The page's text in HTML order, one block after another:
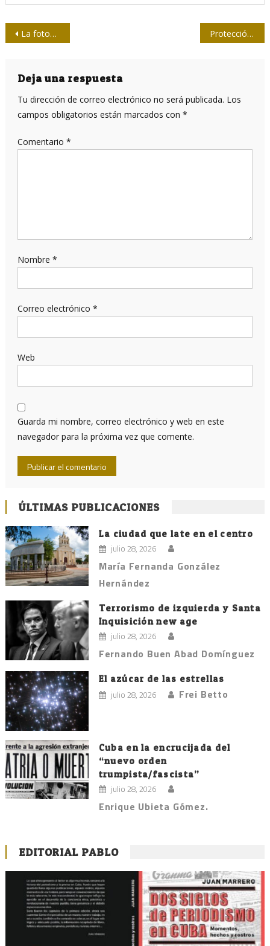
Navegación
entradas
La fotografía es captar el color y la vida de una escena Protección de los datos personales, esencial en la Informatización de Cuba
Deja una respuesta
Tu dirección de correo electrónico no será publicada. Los
campos obligatorios están marcados con *
Comentario *
Nombre *
Correo electrónico *
Web
Guarda mi nombre, correo electrónico y web en este
navegador para la próxima vez que comente.
ÚLTIMAS PUBLICACIONES
La ciudad que late en el centro
julio 28, 2026
María Fernanda González
Hernández
Terrorismo de izquierda y Santa
Inquisición new age
julio 28, 2026
Fernando Buen Abad Domínguez
El azúcar de las estrellas
julio 28, 2026 Frei Betto
Cuba en la encrucijada del
“nuevo orden
trumpista/fascista”
julio 28, 2026
Enrique Ubieta Gómez.
EDITORIAL PABLO